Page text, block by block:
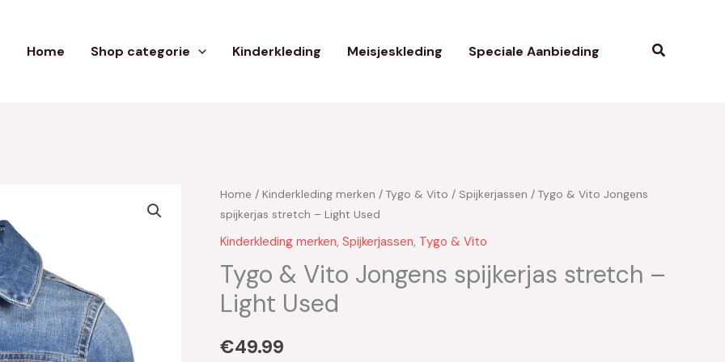
Home Shop categorie Kinderkleding Meisjeskleding Speciale Aanbieding Zoeken
Home / Kinderkleding merken / Tygo & Vito / Spijkerjassen / Tygo & Vito Jongens
spijkerjas stretch – Light Used
Kinderkleding merken, Spijkerjassen, Tygo & Vito
Tygo & Vito Jongens spijkerjas stretch –
Light Used
€49.99